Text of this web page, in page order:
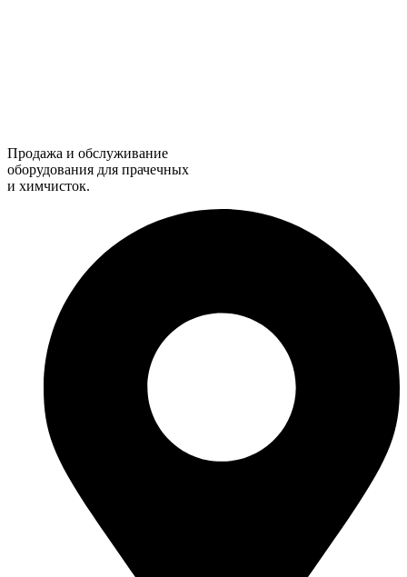
Продажа и обслуживание
оборудования для прачечных
и химчисток.